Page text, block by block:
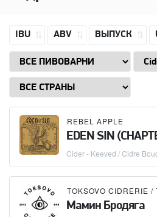
IBU ABV ВЫПУСК
REBEL APPLE
EDEN SIN
Cider - Keeved / Cidre
Мамин Бродяга